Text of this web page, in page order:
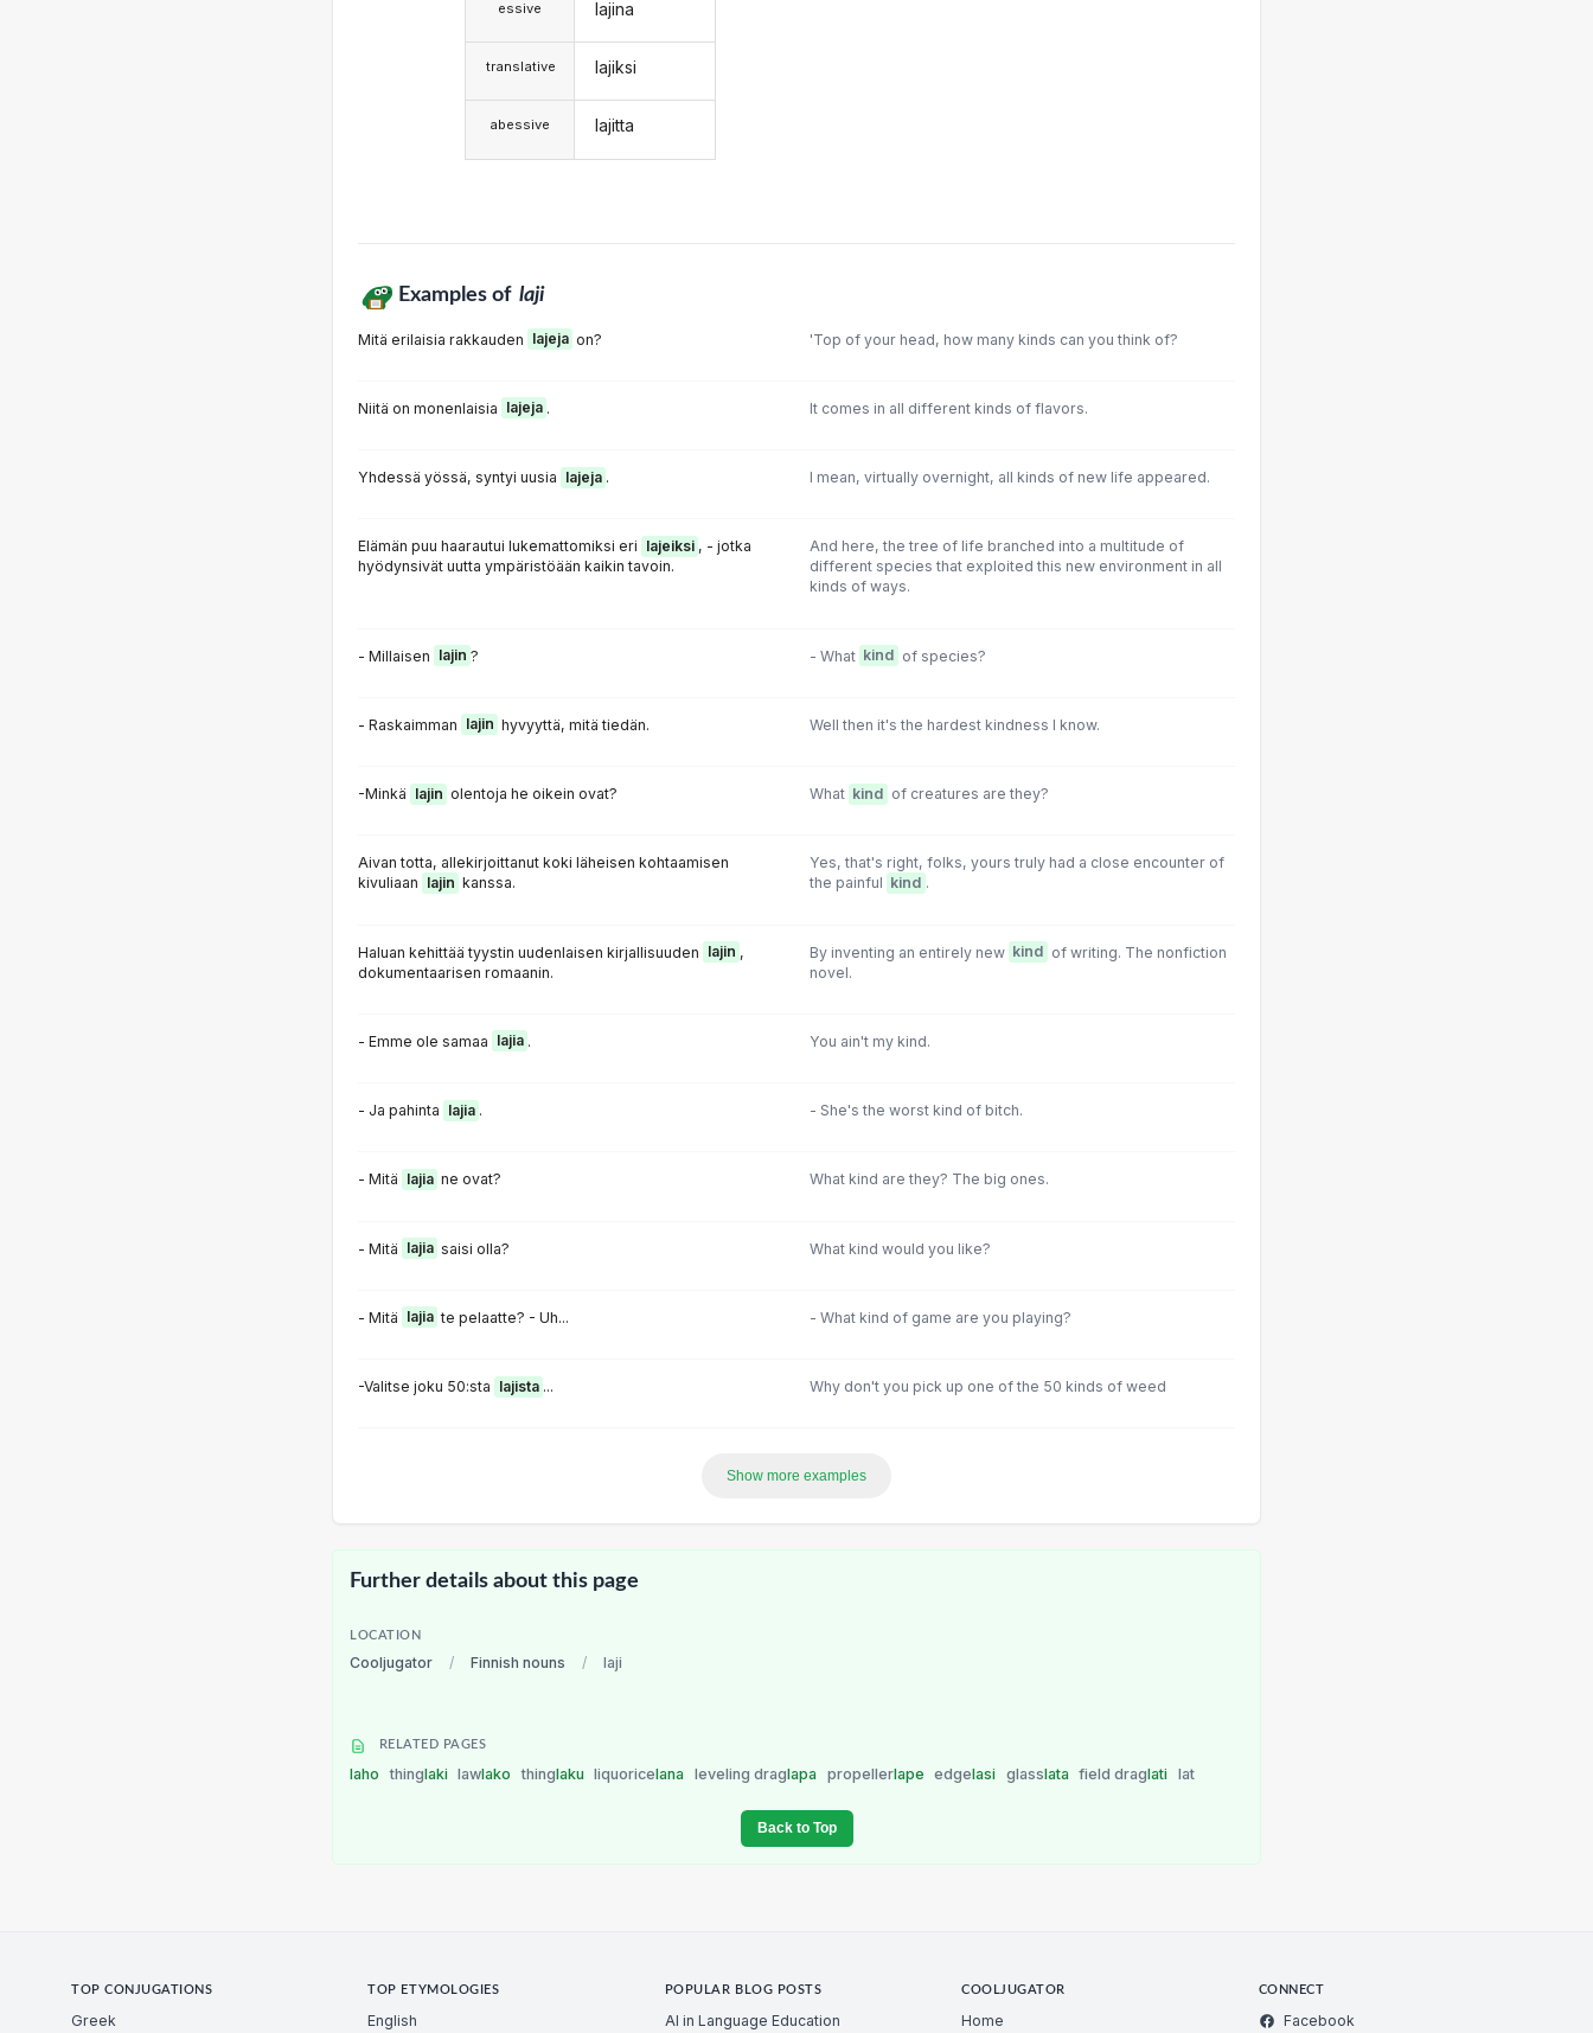
essive
translative
abessive
lajina
lajiksi
lajitta
Examples of laji
Mitä erilaisia rakkauden lajeja on? 'Top of your head, how many kinds can you think of?
Niitä on monenlaisia lajeja . It comes in all different kinds of flavors.
Yhdessä yössä, syntyi uusia lajeja . I mean, virtually overnight, all kinds of new life appeared.
Elämän puu haarautui lukemattomiksi eri lajeiksi , - jotka
hyödynsivät uutta ympäristöään kaikin tavoin.
And here, the tree of life branched into a multitude of
different species that exploited this new environment in all
kinds of ways.
- Millaisen lajin ? - What kind of species?
- Raskaimman lajin hyvyyttä, mitä tiedän. Well then it's the hardest kindness I know.
-Minkä lajin olentoja he oikein ovat? What kind of creatures are they?
Aivan totta, allekirjoittanut koki läheisen kohtaamisen
kivuliaan lajin kanssa.
Yes, that's right, folks, yours truly had a close encounter of
the painful kind .
Haluan kehittää tyystin uudenlaisen kirjallisuuden lajin ,
dokumentaarisen romaanin.
By inventing an entirely new kind of writing. The nonfiction
novel.
- Emme ole samaa lajia . You ain't my kind.
- Ja pahinta lajia . - She's the worst kind of bitch.
- Mitä lajia ne ovat? What kind are they? The big ones.
- Mitä lajia saisi olla? What kind would you like?
- Mitä lajia te pelaatte? - Uh... - What kind of game are you playing?
-Valitse joku 50:sta lajista ... Why don't you pick up one of the 50 kinds of weed
Show more examples
Further details about this page
LOCATION
Cooljugator / Finnish nouns / laji
RELATED PAGES
laho thinglaki lawlako thinglaku liquoricelana leveling draglapa propellerlape edgelasi glasslata field draglati lat
Back to Top
TOP CONJUGATIONS
Greek
TOP ETYMOLOGIES
English
POPULAR BLOG POSTS
AI in Language Education
COOLJUGATOR
Home
CONNECT
Facebook